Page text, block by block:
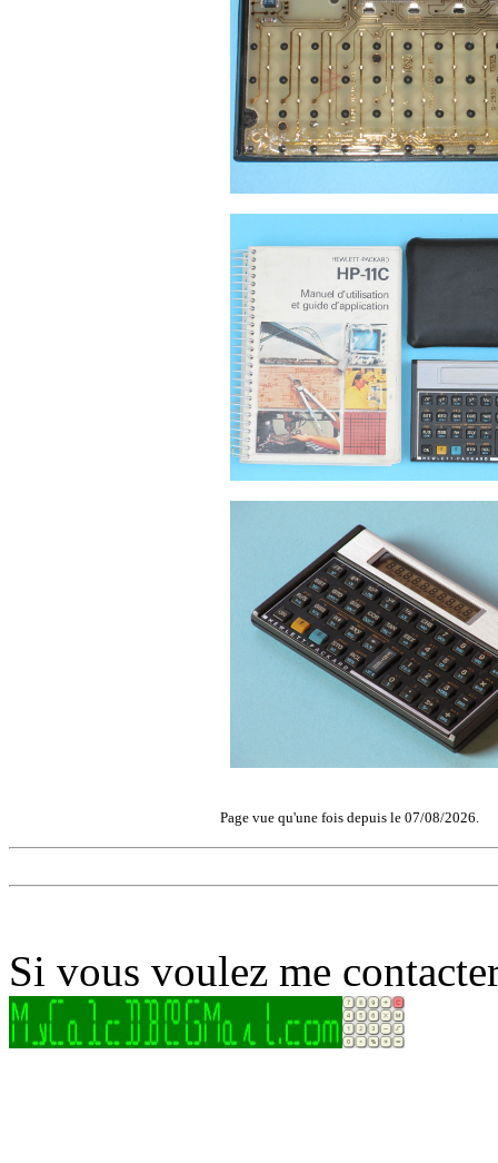
Page vue qu'une fois depuis le 07/08/2026.
Si vous voulez me